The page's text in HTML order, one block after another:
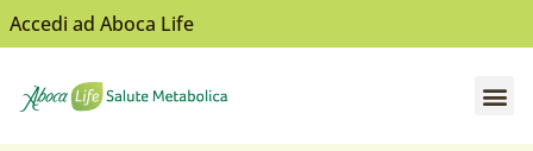
Accedi ad Aboca Life